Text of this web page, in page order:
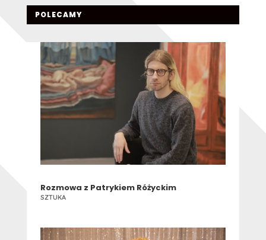
POLECAMY
Rozmowa z Patrykiem Różyckim
SZTUKA